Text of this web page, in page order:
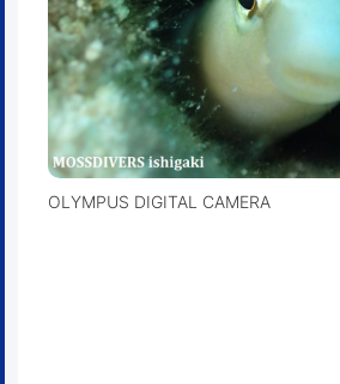
OLYMPUS DIGITAL CAMERA